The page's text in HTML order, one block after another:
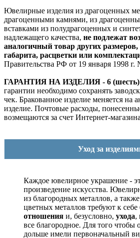
Ювелирные изделия из драгоценных
драгоценными камнями, из
вставками из полудрагоценных и
надлежащего качества, не подлежат
аналогичный товар других
габарита, расцветки или
Правительства РФ от 19 января 1998 г.
ГАРАНТИЯ НА ИЗДЕЛИЯ - 6 (шесть)
гарантии необходимо сохранять
чек. Бракованное изделие меняется на
изделие. Почтовые расходы,
возмещаются за счет Интернет-
Уход за
Каждое ювелирное украшение -
произведение искусства.
из благородных металлов, а
цветных металлов требуют к себе
отношения и, безусловно, ухода,
все благородное. Для того
дольше имели первоначальный